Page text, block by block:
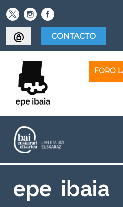
Skip
to
content
CONTACTO
FORO